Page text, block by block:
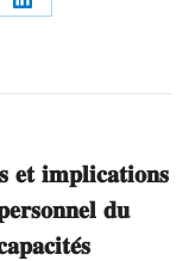
Partager
LinkedIn
𝐞𝐭 𝐢𝐦𝐩𝐥𝐢𝐜𝐚𝐭𝐢𝐨𝐧𝐬
𝐝𝐮